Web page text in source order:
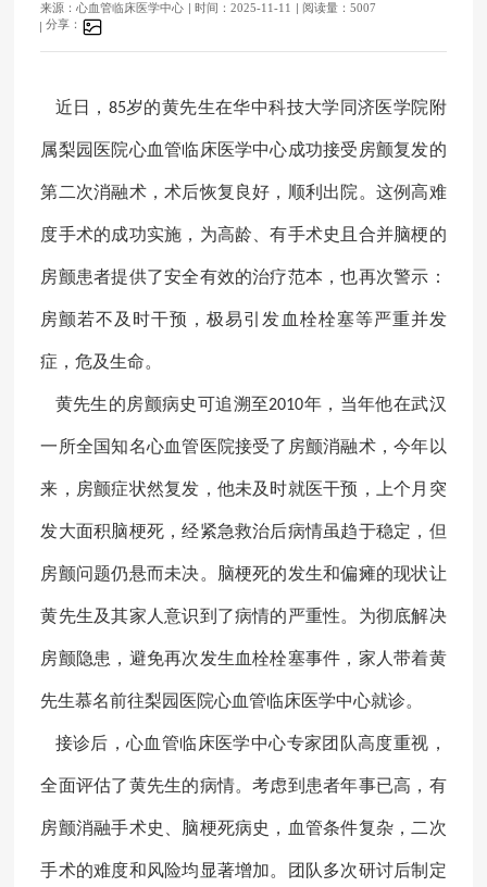
来源：心血管临床医学中心 时间：2025-11-11
阅读量：5007
分享：
近日， 85岁的黄先生在华中科技大学同济医学院附
属梨园医院心血管临床医学中心成功接受房颤复发的
第二次消融术，术后恢复良好，顺利出院。这例高难
度手术的成功实施，为高龄、有手术史且合并脑梗的
房颤患者提供了安全有效的治疗范本，也再次警示：
房颤若不及时干预，极易引发血栓栓塞等严重并发
症，危及生命。
黄先生的房颤病史可追溯至2010年，当年他在武汉
一所全国知名心血管医院接受了 房颤消融术，今年以
来，房颤症状然复发，他未及时就医干预，上个月突
发大面积脑梗死，经紧急救治后病情虽趋于稳定，但
房颤问题仍悬而未决。脑梗死的发生和偏瘫的现状让
黄先生及其家人意识到了病情的严重性。为彻底解决
房颤隐患，避免再次发生血栓栓塞事件，家人带着黄
先生慕名前往梨园医院心血管临床医学中心就诊。
接诊后，心血管临床医学中心专家团队高度重视，
全面评估了黄先生的病情。考虑到患者年事已高，有
房颤消融手术史、脑梗死病史，血管条件复杂，二次
手术的难度和风险均显著增加。团队多次研讨后制定